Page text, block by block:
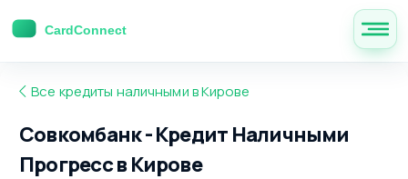
Все кредиты наличными в Кирове
Совкомбанк - Кредит Наличными
Прогресс в Кирове